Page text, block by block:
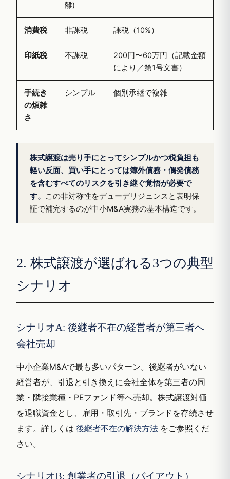
離)
消費税 非課税 課税（10%）
印紙税 不課税
200円〜60万円（記載金額
により／第1号文書）
手続き
の煩雑
さ
シンプル 個別承継で複雑
株式譲渡は売り手にとってシンプルかつ税負担も
軽い反面、買い手にとっては簿外債務・偶発債務
を含むすべてのリスクを引き継ぐ覚悟が必要で
す。 この非対称性をデューデリジェンスと表明保
証で補完するのが中小M&A実務の基本構造です。
2. 株式譲渡が選ばれる3つの典型
シナリオ
シナリオA: 後継者不在の経営者が第三者へ
会社売却
中小企業M&Aで最も多いパターン。後継者がいない
経営者が、引退と引き換えに会社全体を第三者の同
業・隣接業種・PEファンド等へ売却。株式譲渡対価
を退職資金とし、雇用・取引先・ブランドを存続させ
ます。詳しくは 後継者不在の解決方法 をご参照くだ
さい。
シナリオB: 創業者の引退（バイアウト）